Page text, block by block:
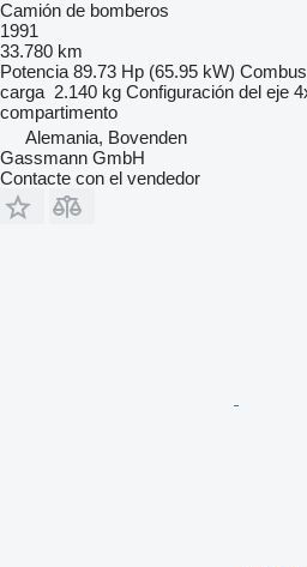
Camión de bomberos
1991
33.780 km
Potencia 89.73 Hp (65.95 kW)
carga 2.140 kg Configuración del eje
compartimento
Alemania, Bovenden
Gassmann GmbH
Contacte con el vendedor